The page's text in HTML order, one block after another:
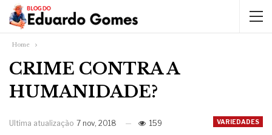
Home
CRIME CONTRA A
HUMANIDADE?
VARIEDADES
Ultima atualização 7 nov, 2018 159